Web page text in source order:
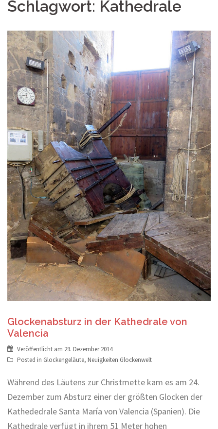
Schlagwort: Kathedrale
Glockenabsturz in der Kathedrale von
Valencia
Veröffentlicht am 29. Dezember 2014
Posted in Glockengeläute, Neuigkeiten Glockenwelt
Während des Läutens zur Christmette kam es am 24.
Dezember zum Absturz einer der größten Glocken der
Kathededrale Santa María von Valencia (Spanien). Die
Kathedrale verfügt in ihrem 51 Meter hohen